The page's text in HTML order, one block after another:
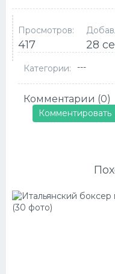
Просмотров:
417 28
Категории: ---
Комментарии (0)
Комментировать